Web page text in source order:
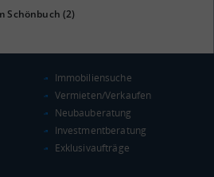
€
Landkreis / Kreisfreie Stadt
Bundesland
(STAND: 2018)
Schönbuch (2)
Immobiliensuche
Vermieten/Verkaufen
Neubauberatung
Investmentberatung
Exklusivaufträge